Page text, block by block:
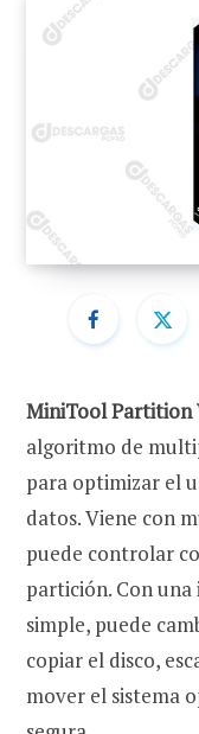
MiniTool Partition
algoritmo de
para optimizar el
datos. Viene con
puede controlar
partición. Con
simple, puede
copiar el disco,
mover el sistema